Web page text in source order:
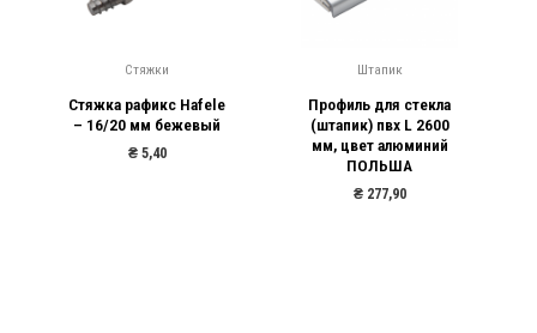
Штапик
Профиль для стекла
(штапик) пвх L 2600
мм, цвет алюминий
ПОЛЬША
Ручки модерн
Ручка К8151-128
алюминий (GTV 315)
₴26,80
₴24,00